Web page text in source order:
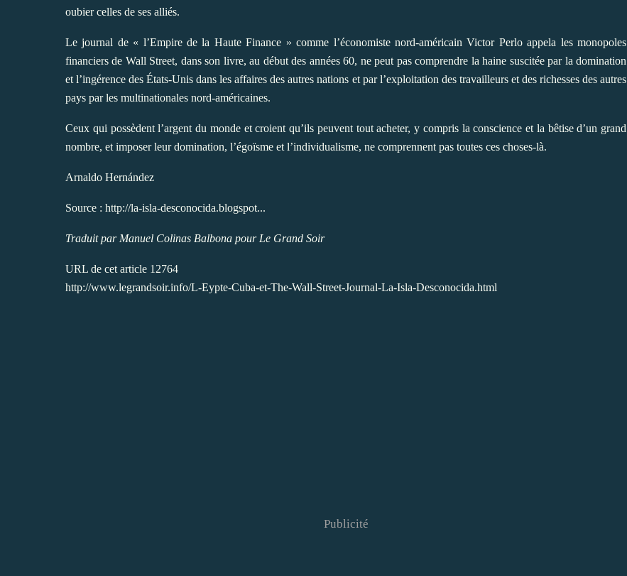
oubier celles de ses alliés.
Le journal de « l’Empire de la Haute Finance » comme l’économiste nord-américain Victor Perlo appela les monopoles
financiers de Wall Street, dans son livre, au début des années 60, ne peut pas comprendre la haine suscitée par la domination
et l’ingérence des États-Unis dans les affaires des autres nations et par l’exploitation des travailleurs et des richesses des autres
pays par les multinationales nord-américaines.
Ceux qui possèdent l’argent du monde et croient qu’ils peuvent tout acheter, y compris la conscience et la bêtise d’un grand
nombre, et imposer leur domination, l’égoïsme et l’individualisme, ne comprennent pas toutes ces choses-là.
Arnaldo Hernández
Source : http://la-isla-desconocida.blogspot...
Traduit par Manuel Colinas Balbona pour Le Grand Soir
URL de cet article 12764
http://www.legrandsoir.info/L-Eypte-Cuba-et-The-Wall-Street-Journal-La-Isla-Desconocida.html
Publicité